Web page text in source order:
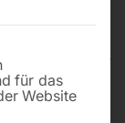
eine
für das
Website